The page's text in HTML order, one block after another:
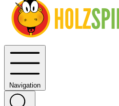
Navigation